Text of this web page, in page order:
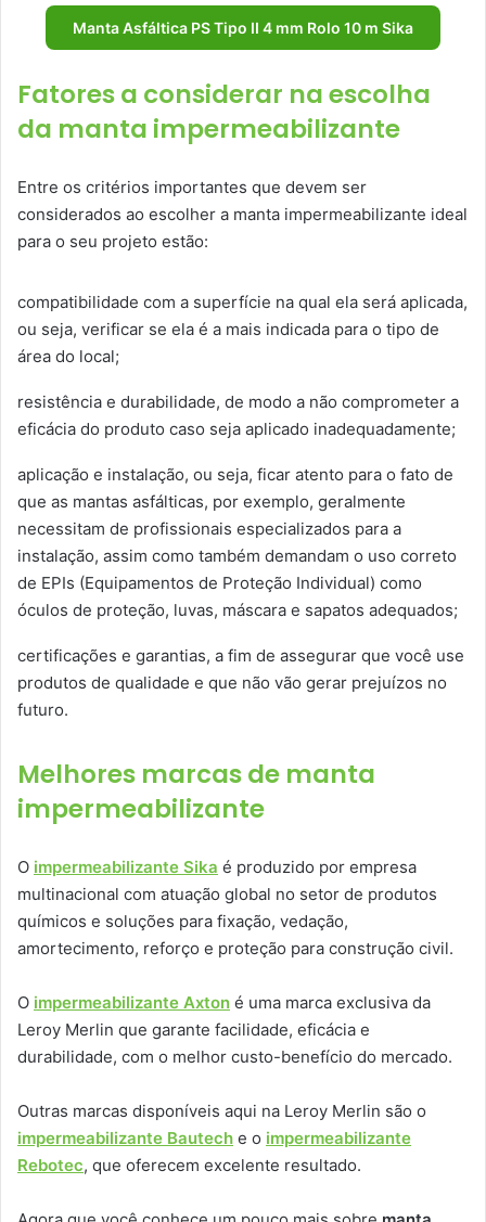
Manta Asfáltica PS Tipo II 4 mm Rolo 10 m Sika
Fatores a considerar na escolha
da manta impermeabilizante
Entre os critérios importantes que devem ser
considerados ao escolher a manta impermeabilizante ideal
para o seu projeto estão:
compatibilidade com a superfície na qual ela será aplicada,
ou seja, verificar se ela é a mais indicada para o tipo de
área do local;
resistência e durabilidade, de modo a não comprometer a
eficácia do produto caso seja aplicado inadequadamente;
aplicação e instalação, ou seja, ficar atento para o fato de
que as mantas asfálticas, por exemplo, geralmente
necessitam de profissionais especializados para a
instalação, assim como também demandam o uso correto
de EPIs (Equipamentos de Proteção Individual) como
óculos de proteção, luvas, máscara e sapatos adequados;
certificações e garantias, a fim de assegurar que você use
produtos de qualidade e que não vão gerar prejuízos no
futuro.
Melhores marcas de manta
impermeabilizante
O impermeabilizante Sika é produzido por empresa
multinacional com atuação global no setor de produtos
químicos e soluções para fixação, vedação,
amortecimento, reforço e proteção para construção civil.
O impermeabilizante Axton é uma marca exclusiva da
Leroy Merlin que garante facilidade, eficácia e
durabilidade, com o melhor custo-benefício do mercado.
Outras marcas disponíveis aqui na Leroy Merlin são o
impermeabilizante Bautech e o impermeabilizante
Rebotec, que oferecem excelente resultado.